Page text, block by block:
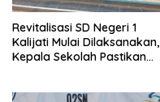
Revitalisasi SD Negeri 1
Kalijati Mulai Dilaksanakan,
Kepala Sekolah Pastikan